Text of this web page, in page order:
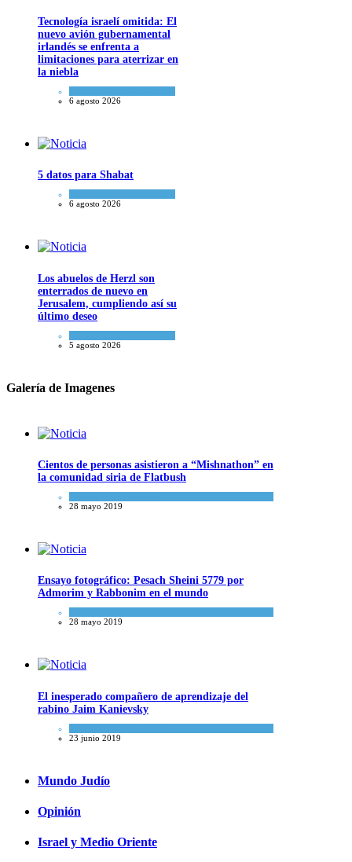
Tecnología israelí omitida: El
nuevo avión gubernamental
irlandés se enfrenta a
limitaciones para aterrizar en
la niebla
6 agosto 2026
5 datos para Shabat
6 agosto 2026
Los abuelos de Herzl son
enterrados de nuevo en
Jerusalem, cumpliendo así su
último deseo
5 agosto 2026
Galería de Imagenes
Cientos de personas asistieron a “Mishnathon” en
la comunidad siria de Flatbush
28 mayo 2019
Ensayo fotográfico: Pesach Sheini 5779 por
Admorim y Rabbonim en el mundo
28 mayo 2019
El inesperado compañero de aprendizaje del
rabino Jaim Kanievsky
23 junio 2019
Mundo Judío
Opinión
Israel y Medio Oriente